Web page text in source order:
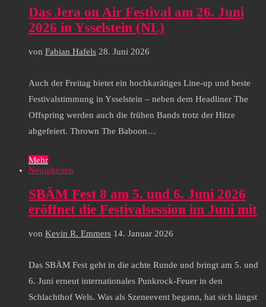
Das Jera on Air Festival am 26. Juni
2026 in Ysselstein (NL)
von Fabian Hafels 28. Juni 2026
Auch der Freitag bietet ein hochkarätiges Line-up und beste
Festivalstimmung in Ysselstein – neben dem Headliner The
Offspring werden auch die frühen Bands trotz der Hitze
abgefeiert. Thrown The Baboon…
Mehr
Neuigkeiten
SBÄM Fest 8 am 5. und 6. Juni 2026
eröffnet die Festivalsession im Juni mit
von Kevin R. Emmers 14. Januar 2026
Das SBÄM Fest geht in die achte Runde und bringt am 5. und
6. Juni erneut internationales Punkrock-Feuer in den
Schlachthof Wels. Was als Szeneevent begann, hat sich längst